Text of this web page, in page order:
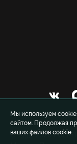
Мы используем
сайтом. Продолжая
ваших файлов cookie.
© 1999-2026